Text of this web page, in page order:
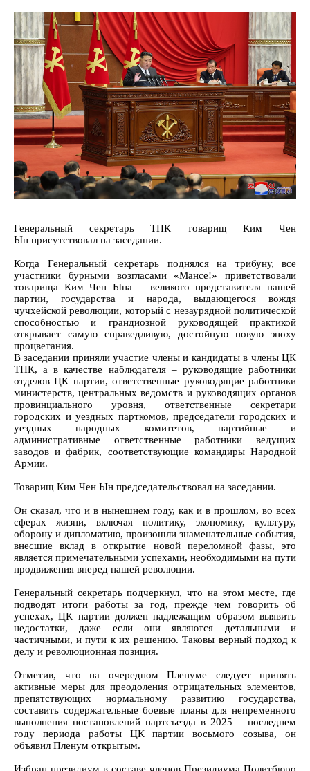
Генеральный секретарь ТПК товарищ Ким Чен
Ын присутствовал на заседании.
Когда Генеральный секретарь поднялся на трибуну, все
участники бурными возгласами «Мансе!» приветствовали
товарища Ким Чен Ына – великого представителя нашей
партии, государства и народа, выдающегося вождя
чучхейской революции, который с незаурядной политической
способностью и грандиозной руководящей практикой
открывает самую справедливую, достойную новую эпоху
процветания.
В заседании приняли участие члены и кандидаты в члены ЦК
ТПК, а в качестве наблюдателя – руководящие работники
отделов ЦК партии, ответственные руководящие работники
министерств, центральных ведомств и руководящих органов
провинциального уровня, ответственные секретари
городских и уездных парткомов, председатели городских и
уездных народных комитетов, партийные и
административные ответственные работники ведущих
заводов и фабрик, соответствующие командиры Народной
Армии.
Товарищ Ким Чен Ын председательствовал на заседании.
Он сказал, что и в нынешнем году, как и в прошлом, во всех
сферах жизни, включая политику, экономику, культуру,
оборону и дипломатию, произошли знаменательные события,
внесшие вклад в открытие новой переломной фазы, это
является примечательными успехами, необходимыми на пути
продвижения вперед нашей революции.
Генеральный секретарь подчеркнул, что на этом месте, где
подводят итоги работы за год, прежде чем говорить об
успехах, ЦК партии должен надлежащим образом выявить
недостатки, даже если они являются детальными и
частичными, и пути к их решению. Таковы верный подход к
делу и революционная позиция.
Отметив, что на очередном Пленуме следует принять
активные меры для преодоления отрицательных элементов,
препятствующих нормальному развитию государства,
составить содержательные боевые планы для непременного
выполнения постановлений партсъезда в 2025 – последнем
году периода работы ЦК партии восьмого созыва, он
объявил Пленум открытым.
Избран президиум в составе членов Президиума Политбюро